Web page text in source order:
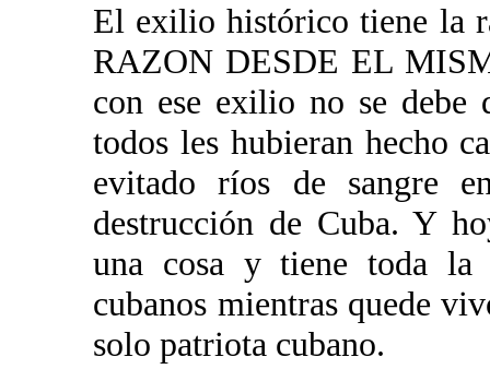
El exilio histórico tiene la
RAZON DESDE EL
con ese exilio no se debe
todos les hubieran hecho
evitado ríos de sangre
destrucción de Cuba. Y
una cosa y tiene toda
cubanos mientras quede
solo patriota cubano.